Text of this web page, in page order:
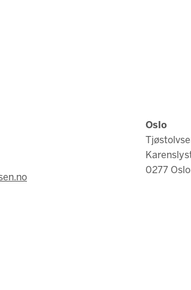
Oslo
0277 Oslo